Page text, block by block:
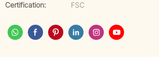
Certification:
FSC